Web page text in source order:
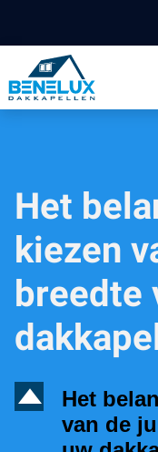
Het
kiezen
breedte
dakkapel
D
Het
van de